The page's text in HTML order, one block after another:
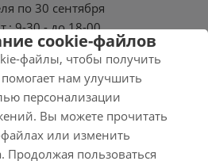
cookie-файлов
файлы, чтобы получить
помогает нам улучшить
персонализации
Вы можете прочитать
или изменить
Продолжая пользоваться
по 30 сентября
9-30 - до 18-00
- Выходные
© Нэро